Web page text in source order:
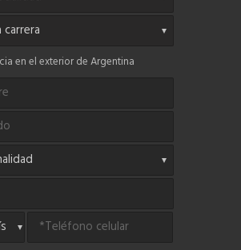
en el exterior de Argentina